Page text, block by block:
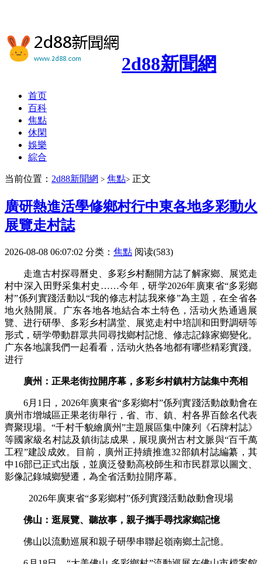
2d88新聞網
首页
百科
焦點
休閑
娛樂
綜合
当前位置： 2d88新聞網 > 焦點> 正文
廣研熱進活學修鄉村行中東各地多彩動火
展覽走村誌
2026-08-08 06:07:02 分类： 焦點 阅读(583)
走進古村探尋曆史、多彩乡村翻開方誌了解家鄉、展览走
村中深入田野采集村史……今年，研学2026年廣東省“多彩鄉
村”係列實踐活動以“我的修志村誌我來修”為主題，在全省各
地火熱開展。广东各地各地結合本土特色，活动火热通過展
覽、进行研學、多彩乡村講堂、展览走村中培訓和田野調研等
形式，研学帶動群眾共同尋找鄉村記憶、修志記錄家鄉變化。
广东各地讓我們一起看看，活动火热各地都有哪些精彩實踐。
进行
廣州：正果老街拉開序幕，多彩乡村鎮村方誌集中亮相
6月1日， 2026年廣東省“多彩鄉村”係列實踐活動啟動會在
廣州市增城區正果老街舉行，省、市、鎮、村各界百餘名代表
齊聚現場。“千村千貌繪廣州”主題展區集中陳列《石牌村誌》
等國家級名村誌及鎮街誌成果，展現廣州古村文脈與“百千萬
工程”建設成效。目前，廣州正持續推進32部鎮村誌編纂，其
中16部已正式出版，並廣泛發動高校師生和市民群眾以圖文、
影像記錄城鄉變遷，為全省活動拉開序幕。
2026年廣東省“多彩鄉村”係列實踐活動啟動會現場
佛山：逛展覽、聽故事，親子攜手尋找家鄉記憶
佛山以流動巡展和親子研學串聯起嶺南鄉土記憶。